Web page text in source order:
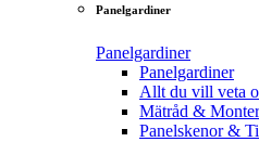
Panelgardiner
Panelgardiner
Panelgardiner
Allt du vill veta
Mätråd &
Panelskenor &